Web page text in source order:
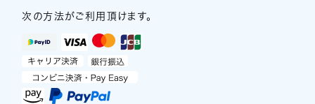
次の方法がご利用頂けます。